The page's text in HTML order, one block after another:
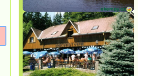
Termín od 2026-08-14 |Autocamping
Rozkoš